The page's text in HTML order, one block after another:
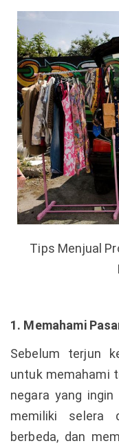
Tips Menjual
1. Memahami
Sebelum terjun
untuk memahami
negara yang
memiliki selera
berbeda, dan